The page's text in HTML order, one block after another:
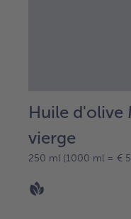
Huile d'olive
vierge
250 ml (1000 ml = €